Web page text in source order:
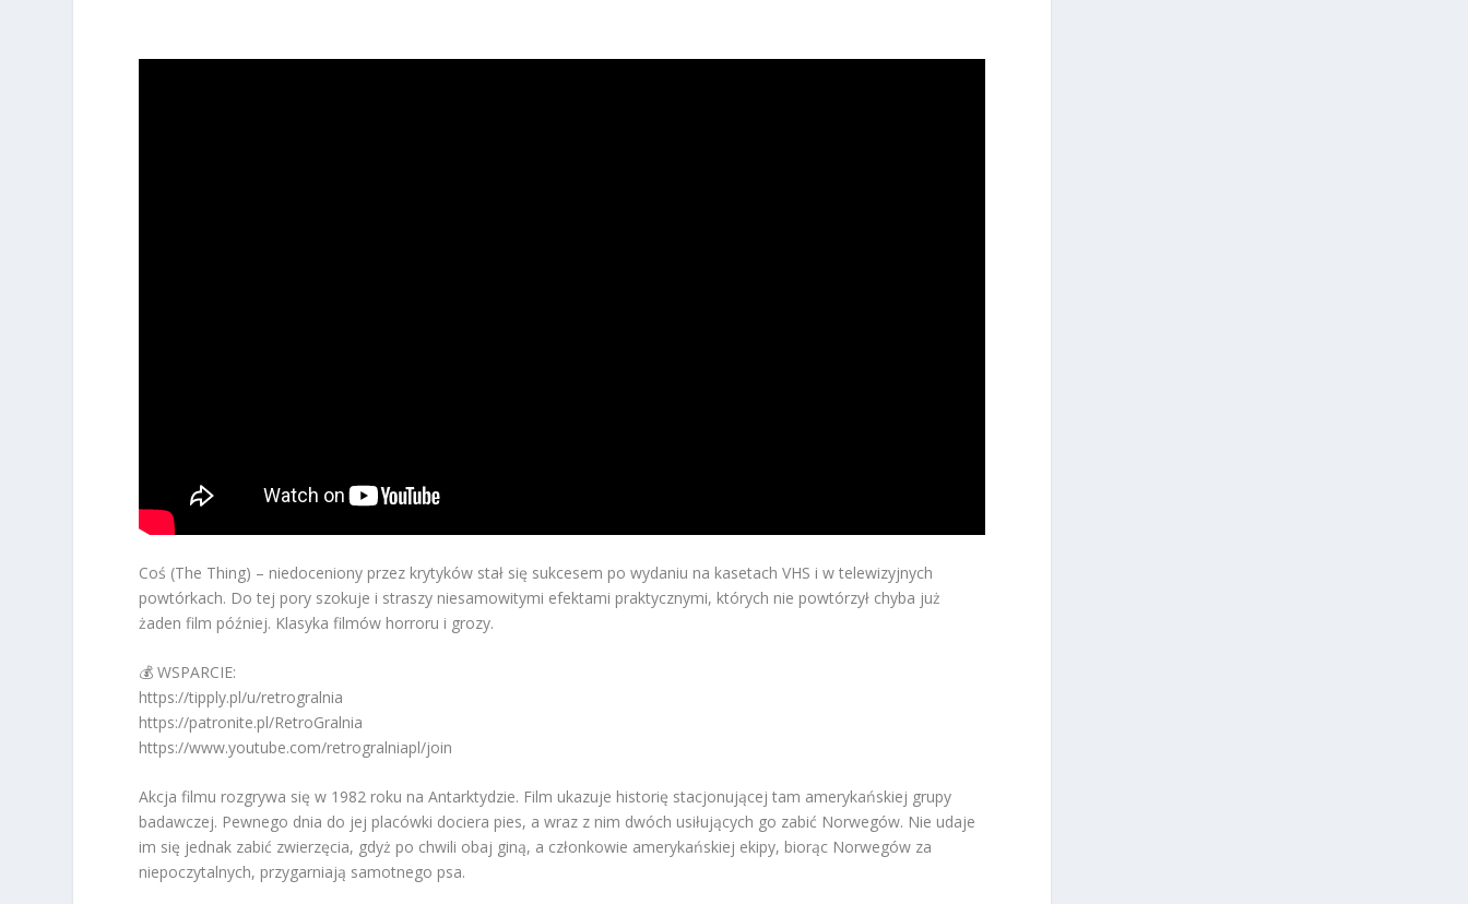
Coś (The Thing) – niedoceniony przez krytyków stał się sukcesem po wydaniu na kasetach VHS i w telewizyjnych
powtórkach. Do tej pory szokuje i straszy niesamowitymi efektami praktycznymi, których nie powtórzył chyba już
żaden film później. Klasyka filmów horroru i grozy.
💰 WSPARCIE:
https://tipply.pl/u/retrogralnia
https://patronite.pl/RetroGralnia
https://www.youtube.com/retrogralniapl/join
Akcja filmu rozgrywa się w 1982 roku na Antarktydzie. Film ukazuje historię stacjonującej tam amerykańskiej grupy
badawczej. Pewnego dnia do jej placówki dociera pies, a wraz z nim dwóch usiłujących go zabić Norwegów. Nie udaje
im się jednak zabić zwierzęcia, gdyż po chwili obaj giną, a członkowie amerykańskiej ekipy, biorąc Norwegów za
niepoczytalnych, przygarniają samotnego psa.